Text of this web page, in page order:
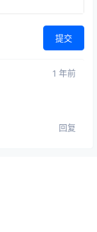
提交
1 年前
回复